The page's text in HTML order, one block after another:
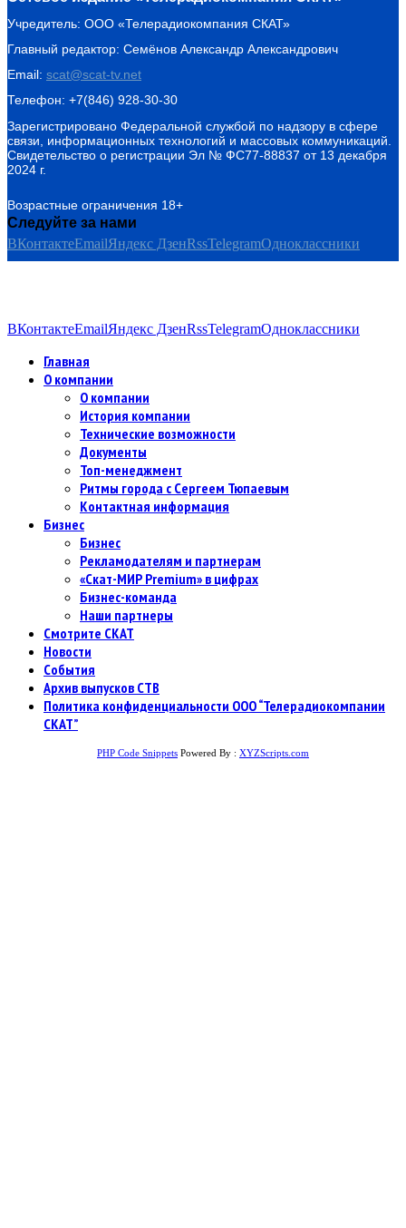
Учредитель: ООО «Телерадиокомпания СКАТ»
Главный редактор: Семёнов Александр Александрович
Email: scat@scat-tv.net
Телефон: +7(846) 928-30-30
Зарегистрировано Федеральной службой по надзору в сфере
связи, информационных технологий и массовых коммуникаций.
Свидетельство о регистрации Эл № ФС77-88837 от 13 декабря
2024 г.
Возрастные ограничения 18+
Следуйте за нами
ВКонтактеEmailЯндекс ДзенRssTelegramОдноклассники
ВКонтактеEmailЯндекс ДзенRssTelegramОдноклассники
Главная
О компании
О компании
История компании
Технические возможности
Документы
Топ-менеджмент
Ритмы города с Сергеем Тюпаевым
Контактная информация
Бизнес
Бизнес
Рекламодателям и партнерам
«Скат-МИР Premium» в цифрах
Бизнес-команда
Наши партнеры
Смотрите СКАТ
Новости
События
Архив выпусков СТВ
Политика конфиденциальности ООО “Телерадиокомпании
СКАТ”
PHP Code Snippets Powered By : XYZScripts.com